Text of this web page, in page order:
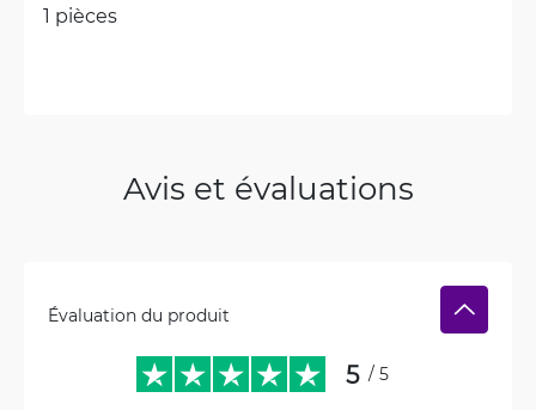
1 pièces
Avis et évaluations
Évaluation du produit
5 / 5